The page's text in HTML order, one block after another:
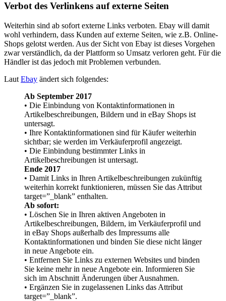
Verbot des Verlinkens auf externe Seiten
Weiterhin sind ab sofort externe Links verboten. Ebay will damit
wohl verhindern, dass Kunden auf externe Seiten, wie z.B. Online-
Shops gelotst werden. Aus der Sicht von Ebay ist dieses Vorgehen
zwar verständlich, da der Plattform so Umsatz verloren geht. Für die
Händler ist das jedoch mit Problemen verbunden.
Laut Ebay ändert sich folgendes:
Ab September 2017
• Die Einbindung von Kontaktinformationen in
Artikelbeschreibungen, Bildern und in eBay Shops ist
untersagt.
• Ihre Kontaktinformationen sind für Käufer weiterhin
sichtbar; sie werden im Verkäuferprofil angezeigt.
• Die Einbindung bestimmter Links in
Artikelbeschreibungen ist untersagt.
Ende 2017
• Damit Links in Ihren Artikelbeschreibungen zukünftig
weiterhin korrekt funktionieren, müssen Sie das Attribut
target=”_blank” enthalten.
Ab sofort:
• Löschen Sie in Ihren aktiven Angeboten in
Artikelbeschreibungen, Bildern, im Verkäuferprofil und
in eBay Shops außerhalb des Impressums alle
Kontaktinformationen und binden Sie diese nicht länger
in neue Angebote ein.
• Entfernen Sie Links zu externen Websites und binden
Sie keine mehr in neue Angebote ein. Informieren Sie
sich im Abschnitt Änderungen über Ausnahmen.
• Ergänzen Sie in zugelassenen Links das Attribut
target=”_blank”.